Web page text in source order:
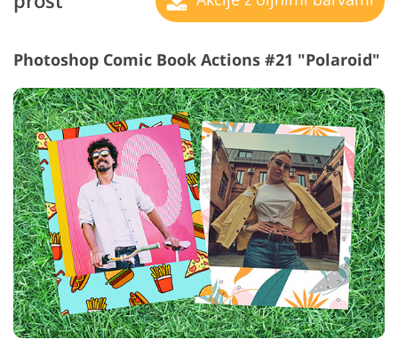
Photoshop Comic Book Actions #21 "Polaroid"